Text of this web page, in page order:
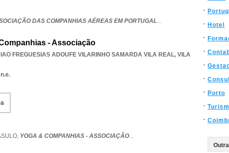
DAS COMPANHIAS AÉREAS EM PORTUGAL...
- Associação
FREGUESIAS ADOUFE VILARINHO SAMARDA VILA REAL, VILA
YOGA & COMPANHIAS - ASSOCIAÇÃO...
Hotel
Porto